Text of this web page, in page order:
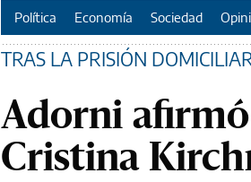
Política Economía Sociedad
TRAS LA PRISIÓN
Adorni
Cristina